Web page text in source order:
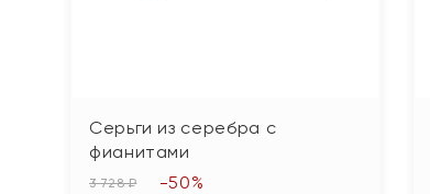
Серьги из серебра с
фианитами
3 728 ₽ -50%